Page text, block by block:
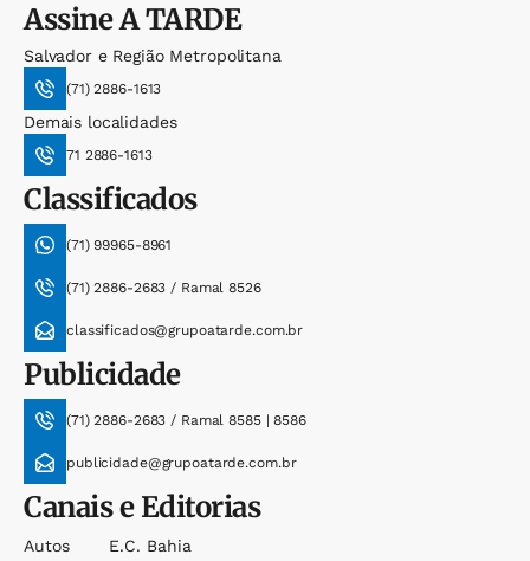
AssineA TARDE
Salvador e Região Metropolitana
(71) 2886-1613
Demais localidades
71 2886-1613
Classificados
(71) 99965-8961
(71) 2886-2683 / Ramal 8526
classificados@grupoatarde.com.br
Publicidade
(71) 2886-2683 / Ramal 8585 | 8586
publicidade@grupoatarde.com.br
Canais e Editorias
Autos
E.c. Bahia